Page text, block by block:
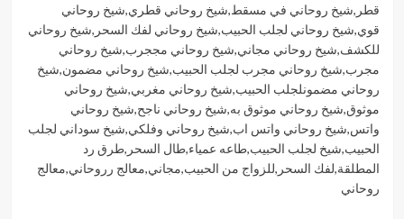
قطر ,شيخ روحاني في مسقط,شيخ روحاني قطري,شيخ روحاني
قوي,شيخ روحاني لجلب الحبيب,شيخ روحاني لفك السحر ,شيخ روحاني
للكشف,شيخ روحاني مجاني,شيخ روحاني مججرب,شيخ روحاني
مجرب,شيخ روحاني مجرب لجلب الحبيب,شيخ روحاني مضمون,شيخ
روحاني مضمونلجلب الحبيب,شيخ روحاني مغربي,شيخ روحاني
موثوق,شيخ روحاني موثوق به,شيخ روحاني ناجح,شيخ روحاني
واتس,شيخ روحاني واتس اب,شيخ روحاني وفلكي,شيخ سوداني لجلب
الحبيب,شيخ لجلب الحبيب,طاعه عمياء,طال السحر ,طرق رد
المطلقة,لفك السحر ,للزواج من الحبيب,مجاني,معالج رروحاني,معالج
روحاني